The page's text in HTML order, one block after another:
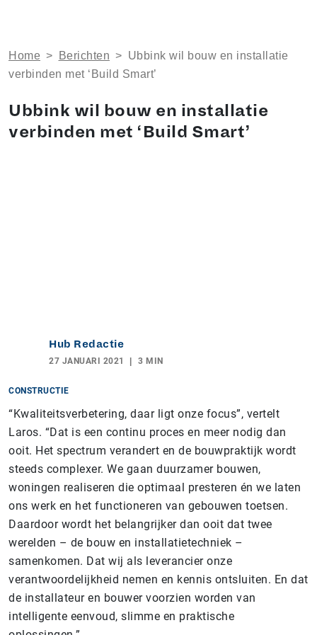
Home > Berichten > Ubbink wil bouw en installatie
verbinden met ‘Build Smart’
Ubbink wil bouw en installatie
verbinden met ‘Build Smart’
Hub Redactie
27 JANUARI 2021 3 MIN
CONSTRUCTIE
“Kwaliteitsverbetering, daar ligt onze focus”, vertelt
Laros. “Dat is een continu proces en meer nodig dan
ooit. Het spectrum verandert en de bouwpraktijk wordt
steeds complexer. We gaan duurzamer bouwen,
woningen realiseren die optimaal presteren én we laten
ons werk en het functioneren van gebouwen toetsen.
Daardoor wordt het belangrijker dan ooit dat twee
werelden – de bouw en installatietechniek –
samenkomen. Dat wij als leverancier onze
verantwoordelijkheid nemen en kennis ontsluiten. En dat
de installateur en bouwer voorzien worden van
intelligente eenvoud, slimme en praktische